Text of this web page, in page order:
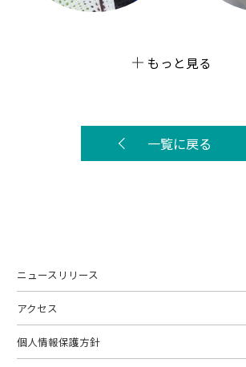
もっと見る
一覧に戻る
ニュースリリース
アクセス
個人情報保護方針